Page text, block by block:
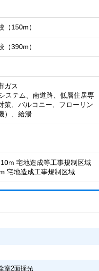
（150m）
（390m）
ガス
ステム、南道路、低層住居専
策、バルコニー、フローリン
）、給湯
宅地造成等工事規制区域
宅地造成工事規制区域
室2面採光